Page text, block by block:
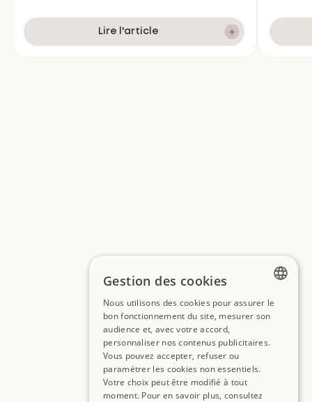
Lire l'article
FRENCH
Gestion des cookies
Nous utilisons des cookies pour assurer le
bon fonctionnement du site, mesurer son
audience et, avec votre accord,
personnaliser nos contenus publicitaires.
Vous pouvez accepter, refuser ou
paramétrer les cookies non essentiels.
Votre choix peut être modifié à tout
moment. Pour en savoir plus, consultez